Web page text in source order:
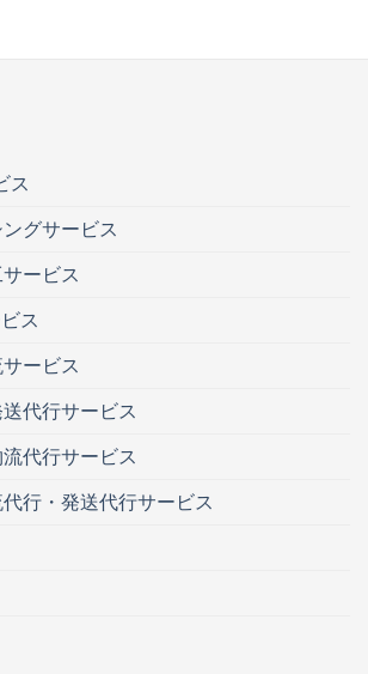
ス
グサービス
ービス
ス
ービス
代行サービス
代行サービス
行・発送代行サービス